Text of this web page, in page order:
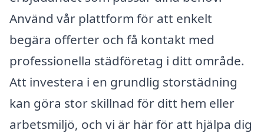
Använd vår plattform för att enkelt
begära offerter och få kontakt med
professionella städföretag i ditt område.
Att investera i en grundlig storstädning
kan göra stor skillnad för ditt hem eller
arbetsmiljö, och vi är här för att hjälpa dig